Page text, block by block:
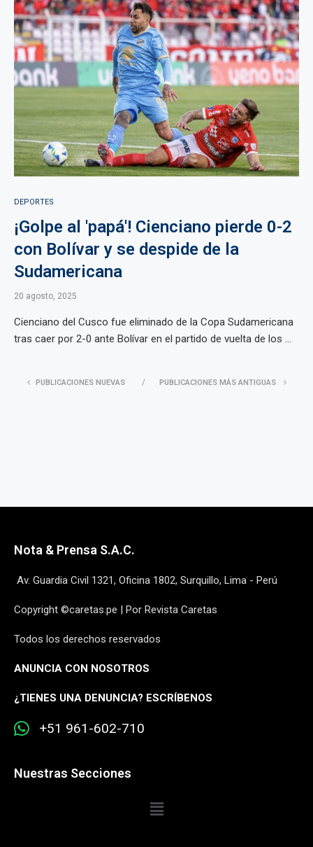
DEPORTES
¡Golpe al 'papá'! Cienciano pierde 0-2
con Bolívar y se despide de la
Sudamericana
20 agosto, 2025
Cienciano del Cusco fue eliminado de la Copa Sudamericana
tras caer por 2-0 ante Bolívar en el partido de vuelta de los ...
PUBLICACIONES NUEVAS PUBLICACIONES MÁS ANTIGUAS
Nota & Prensa S.A.C.
Av. Guardia Civil 1321, Oficina 1802, Surquillo, Lima - Perú
Copyright ©caretas.pe | Por Revista Caretas
Todos los derechos reservados
ANUNCIA CON NOSOTROS
¿TIENES UNA DENUNCIA? ESCRÍBENOS
+51 961-602-710
Nuestras Secciones